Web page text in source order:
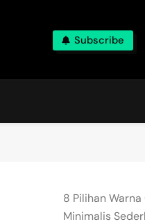
Subscribe
8 Pilihan
Minimalis